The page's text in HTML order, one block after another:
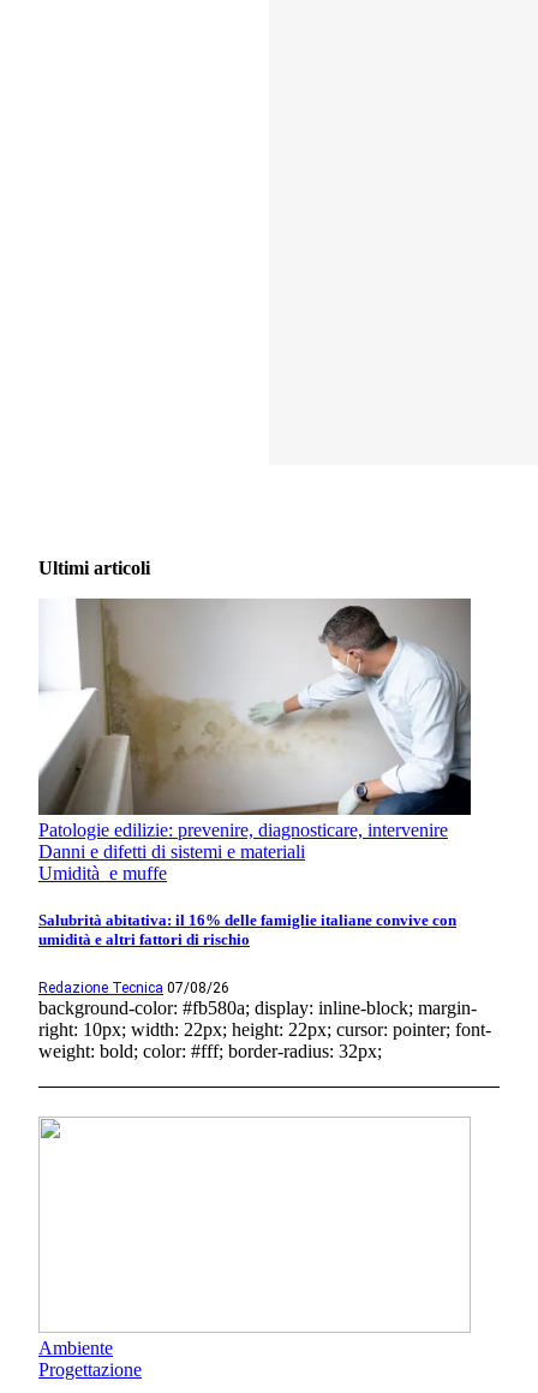
Ultimi articoli
Patologie edilizie: prevenire, diagnosticare, intervenire
Danni e difetti di sistemi e materiali
Umidità e muffe
Salubrità abitativa: il 16% delle famiglie italiane convive con
umidità e altri fattori di rischio
Redazione Tecnica 07/08/26
background-color: #fb580a; display: inline-block; margin-
right: 10px; width: 22px; height: 22px; cursor: pointer; font-
weight: bold; color: #fff; border-radius: 32px;
Ambiente
Progettazione